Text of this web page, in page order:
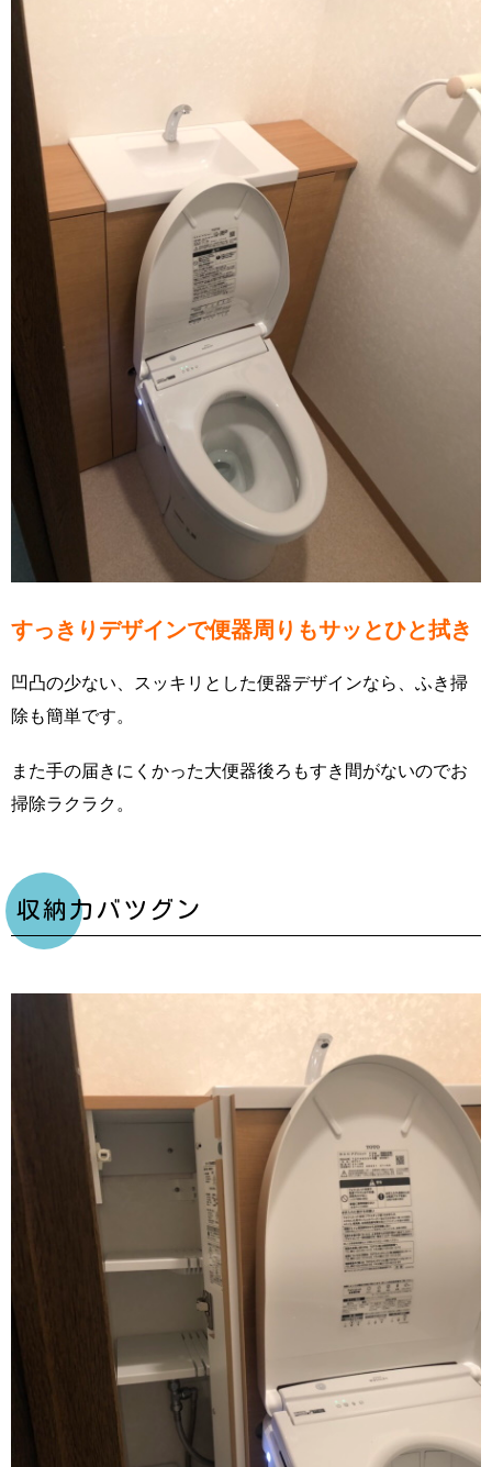
すっきりデザインで便器周りもサッとひと拭き
凹凸の少ない、スッキリとした便器デザインなら、ふき掃
除も簡単です。
また手の届きにくかった大便器後ろもすき間がないのでお
掃除ラクラク。
収納力バツグン